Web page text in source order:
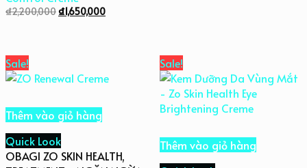
₫2,200,000₫1,650,000
Sale!
Thêm vào giỏ hàng
Quick Look
OBAGI ZO SKIN HEALTH,
Sale!
Thêm vào giỏ hàng